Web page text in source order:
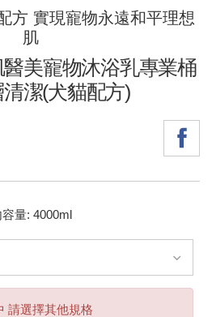
方 實現寵物永遠和平理想
肌
美寵物沐浴乳專業桶
潔(犬貓配方)
容量: 4000ml
請選擇其他規格